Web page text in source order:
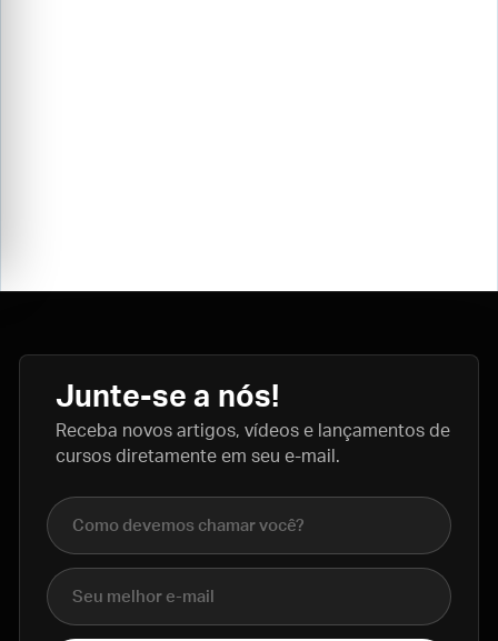
Junte-se a nós!
Receba novos artigos, vídeos e lançamentos de
cursos diretamente em seu e-mail.
Nome completo
E-mail